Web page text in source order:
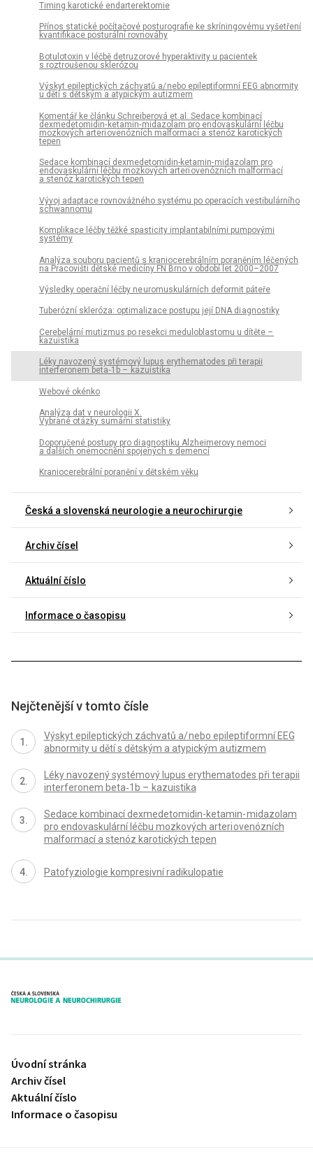
Timing karotické endarterektomie
Přínos statické počítačové posturografie ke skríningovému vyšetření
kvantifikace posturální rovnováhy
Botulotoxin v léčbě detruzorové hyperaktivity u pa­cientek
s roztroušenou sklerózou
Výskyt epileptických záchvatů a/ nebo epileptiformní EEG abnormity
u dětí s dětským a atypickým a utizmem
Komentář ke článku Schreiberová et al. Sedace kombinací
dexmedetomidin- ketamin- midazolam pro endovaskulární léčbu
mozkových arteri ovenózních malformací a stenóz karotických
tepen
Sedace kombinací dexmedetomidin-ketamin- midazolam pro
endovaskulární léčbu mozkových arteri ovenózních malformací
a stenóz karotických tepen
Vývoj adaptace rovnovážného systému po operacích vestibulárního
schwannomu
Komplikace léčby těžké spasticity implantabilními pumpovými
systémy
Analýza souboru pa­cientů s kraniocerebrálním poraněním léčených
na Pracovišti dětské medicíny FN Brno v období let 2000–2007
Výsledky operační léčby ne uromuskulárních deformit páteře
Tuberózní skleróza: optimalizace postupu její DNA di agnostiky
Cerebelární mutizmus po resekci meduloblastomu u dítěte –
kazuistika
Léky navozený systémový lupus erythematodes při terapii
interferonem beta‑1b – kazuistika
Webové okénko
Analýza dat v neurologii X.
Vybrané otázky sumární statistiky
Doporučené postupy pro di agnostiku Alzheimerovy nemoci
a dalších onemocnění spojených s demencí
Kraniocerebrální poranění v dětském věku
Česká a slovenská neurologie a neurochirurgie
Archiv čísel
Aktuální číslo
Informace o časopisu
Nejčtenější v tomto čísle
Výskyt epileptických záchvatů a/ nebo epileptiformní EEG
abnormity u dětí s dětským a atypickým a utizmem
Léky navozený systémový lupus erythematodes při terapii
interferonem beta‑1b – kazuistika
Sedace kombinací dexmedetomidin-ketamin- midazolam
pro endovaskulární léčbu mozkových arteri ovenózních
malformací a stenóz karotických tepen
Patofyziologie kompresivní radikulopatie
proLékaře.cz
Úvodní stránka
Archiv čísel
Aktuální číslo
Informace o časopisu